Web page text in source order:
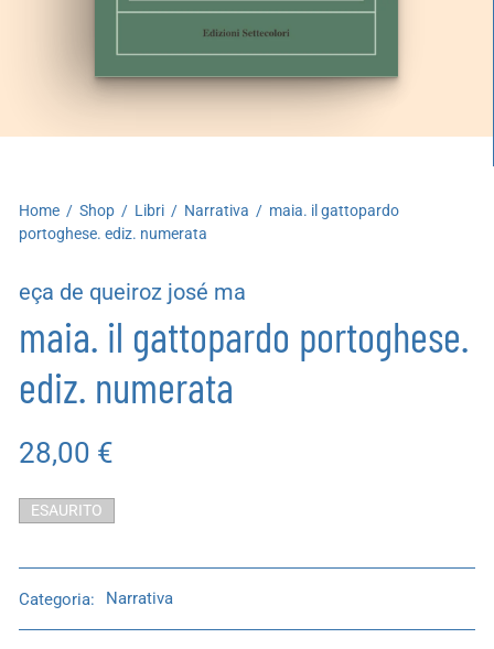
Home / Shop / Libri / Narrativa / maia. il gattopardo
portoghese. ediz. numerata
eça de queiroz josé ma
maia. il gattopardo portoghese.
ediz. numerata
28,00 €
ESAURITO
Categoria: Narrativa